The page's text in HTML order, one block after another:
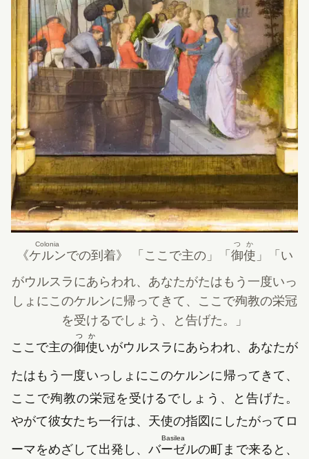
《ケルン
Colonia
での到着》 「ここで主の」 「 御使
つか
」
「い
がウルスラにあらわれ、あなたがたはもう一度いっ
しょにこのケルンに帰ってきて、ここで殉教の栄冠
を受けるでしょう、と告げた。」
ここで主の御使
つか
いがウルスラにあらわれ、あなたが
たはもう一度いっしょにこのケルンに帰ってきて、
ここで殉教の栄冠を受けるでしょう、と告げた。
やがて彼女たち一行は、天使の指図にしたがってロ
ーマをめざして出発し、 バーゼル
Basilea
の町まで来ると、